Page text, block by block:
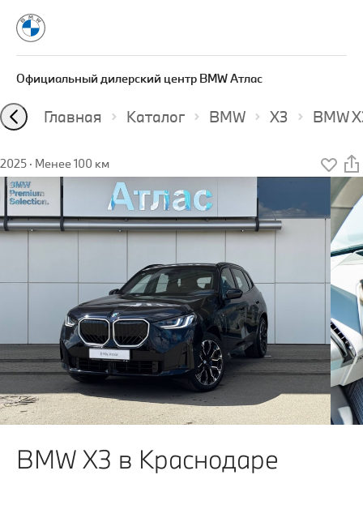
Официальный дилерский центр BMW Атлас
Главная Каталог BMW X3 BMW
2025 · Менее 100 км
BMW X3 в Краснодаре